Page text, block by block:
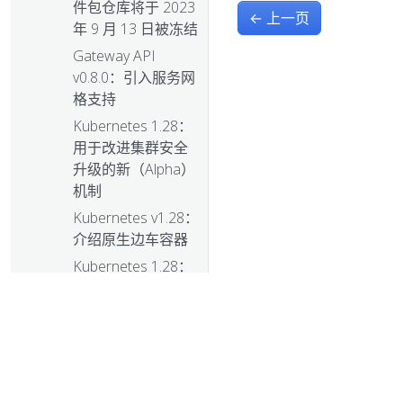
件包仓库将于 2023
年 9 月 13 日被冻结
Gateway API
v0.8.0：引入服务网
格支持
Kubernetes 1.28：
用于改进集群安全
升级的新（Alpha）
机制
Kubernetes v1.28：
介绍原生边车容器
Kubernetes 1.28：
← 上一页